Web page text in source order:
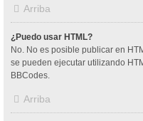
Arriba
¿Puedo usar HTML?
No. No es posible publicar en
se pueden ejecutar utilizando
BBCodes.
Arriba